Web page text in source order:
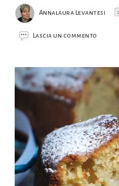
Annalaura Levantesi
Lascia un commento
e
frutta
secca